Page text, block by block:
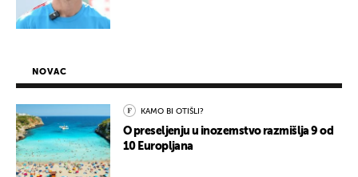
NOVAC
KAMO BI OTIŠLI?
O preseljenju u inozemstvo razmišlja 9 od
10 Europljana